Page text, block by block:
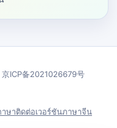
ICP备2021026679号
ษาติดต่อเวอร์ชันภาษาจีน